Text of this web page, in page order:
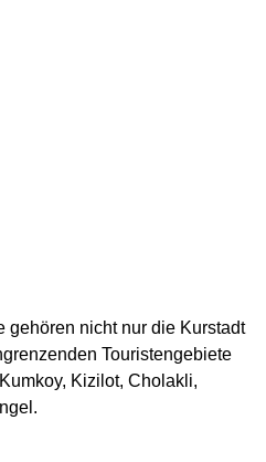
gehören nicht nur die Kurstadt
Touristengebiete
Kizilot, Cholakli,